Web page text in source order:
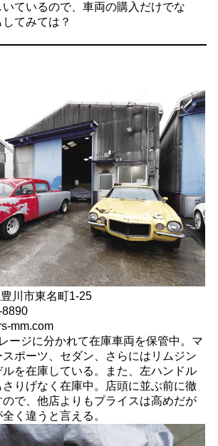
ているので、車両の購入だけでな
てみては？
川市東名町1-25
8890
mm.com
ージに分かれて在庫車両を保管中。マ
ポーツ、セダン、さらにはリムジン
ルを在庫している。また、左ハンドル
りげなく在庫中。店頭に並ぶ前に徹
で、他店よりもプライスは高めだが
く違うと言える。